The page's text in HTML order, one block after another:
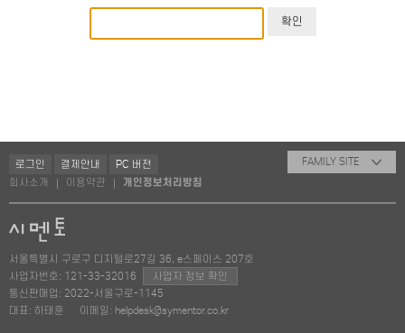
로그인 결제안내
PC 버전
회사소개
이용약관 개인정보처리방침
FAMILY SITE
서울특별시 구로구 디지털로27길 36, e스페이스 207호
사업자번호: 121-33-32016
사업자 정보 확인
통신판매업: 2022-서울구로-1145
대표: 하태훈
이메일: helpdesk@symentor.co.kr